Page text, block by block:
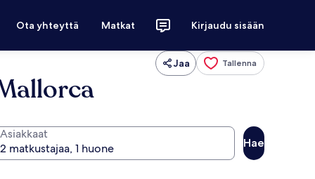
Ota yhteyttä Matkat Kirjaudu sisään
Jaa Tallenna
Asiakkaat
Hae